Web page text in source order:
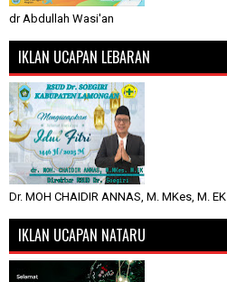
dr Abdullah Wasi'an
IKLAN UCAPAN LEBARAN
Dr. MOH CHAIDIR ANNAS, M. MKes, M. EK
IKLAN UCAPAN NATARU